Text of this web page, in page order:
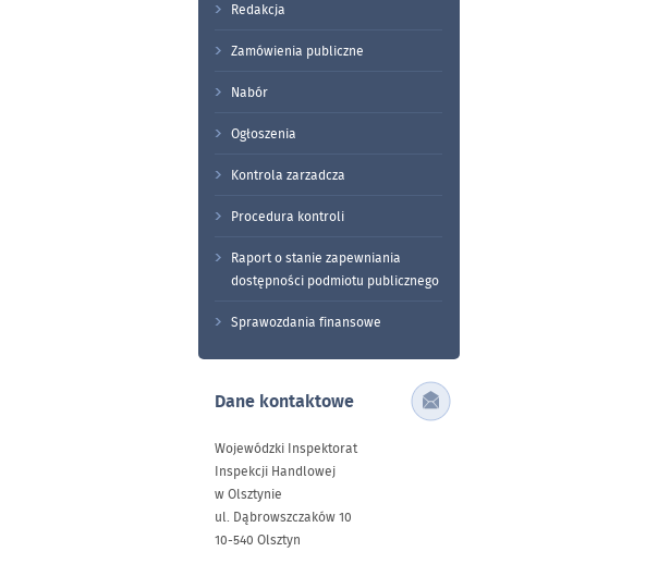
Redakcja
Zamówienia publiczne
Nabór
Ogłoszenia
Kontrola zarzadcza
Procedura kontroli
Raport o stanie zapewniania
dostępności podmiotu publicznego
Sprawozdania finansowe
Dane kontaktowe
Wojewódzki Inspektorat
Inspekcji Handlowej
w Olsztynie
ul. Dąbrowszczaków 10
10-540 Olsztyn